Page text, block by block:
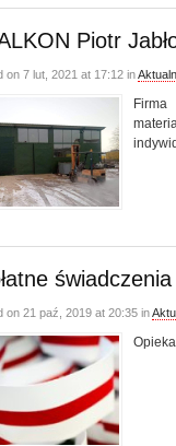
Piotr
on 7 lut, 2021 at 17:12 in
świadczenia
on 21 paź, 2019 at 20:35 in